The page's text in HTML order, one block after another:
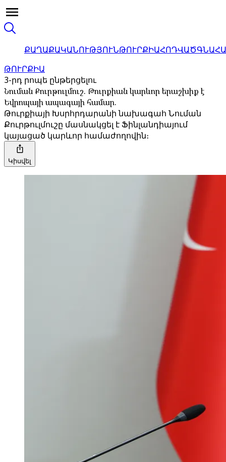
ՔԱՂԱՔԱԿԱՆՈՒԹՅՈՒՆԹՈՒՐՔԻԱՀՈԴՎԱԾ
ԹՈՒՐՔԻԱ
3-րդ րոպե ընթերցելու
Նուման Քուրթուլմուշ. Թուրքիան կարևոր երաշխիք է
Եվրոպայի ապագայի համար.
Թուրքիայի Խսրհրդարանի նախագահ Նուման
Քուրթուլմուշը մասնակցել է Ֆինլանդիայում
կայացած կարևոր համաժողովին։
Կիսվել